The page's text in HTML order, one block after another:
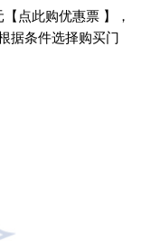
点此购优惠票 】，
据条件选择购买门